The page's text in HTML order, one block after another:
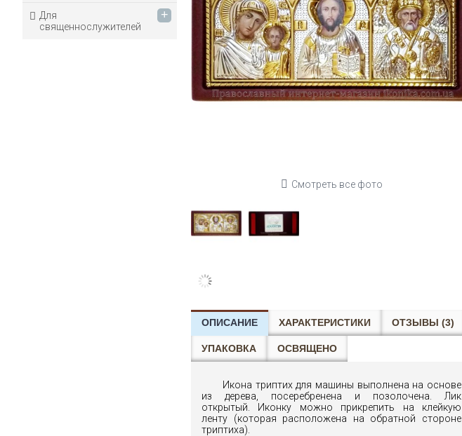
Для
священнослужителей
+
Смотреть все фото
ОПИСАНИЕ ХАРАКТЕРИСТИКИ ОТЗЫВЫ (3)
УПАКОВКА ОСВЯЩЕНО
Икона триптих для машины выполнена на основе
из дерева, посеребренена и позолочена. Лик
открытый. Иконку можно прикрепить на клейкую
ленту (которая расположена на обратной стороне
триптиха).